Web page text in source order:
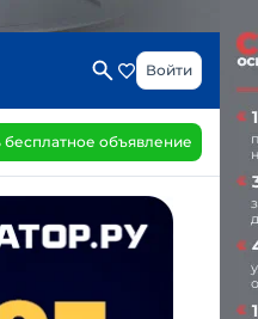
Войти
бесплатное объявление